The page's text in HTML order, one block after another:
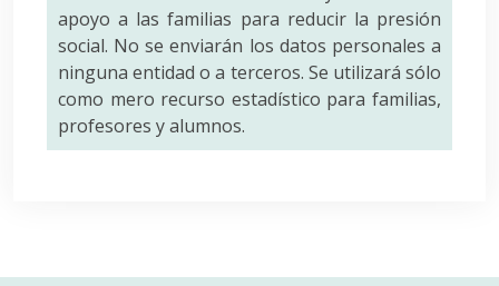
apoyo a las familias para reducir la presión
social. No se enviarán los datos personales a
ninguna entidad o a terceros. Se utilizará sólo
como mero recurso estadístico para familias,
profesores y alumnos.